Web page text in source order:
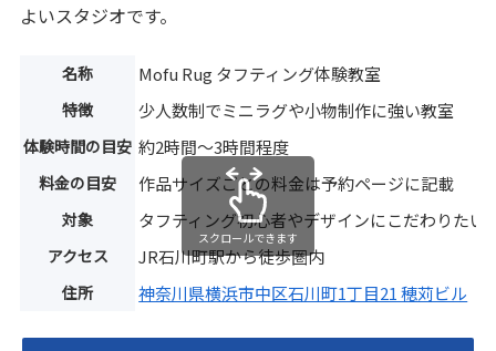
よいスタジオです。
名称 Mofu Rug タフティング体験教室
特徴 少人数制でミニラグや小物制作に強い教室
体験時間の目安 約2時間〜3時間程度
料金の目安 作品サイズごとの料金は予約ページに記載
対象 タフティング初心者やデザインにこだわりたい
アクセス JR石川町駅から徒歩圏内
住所 神奈川県横浜市中区石川町1丁目21 穂苅ビル
スクロールできます